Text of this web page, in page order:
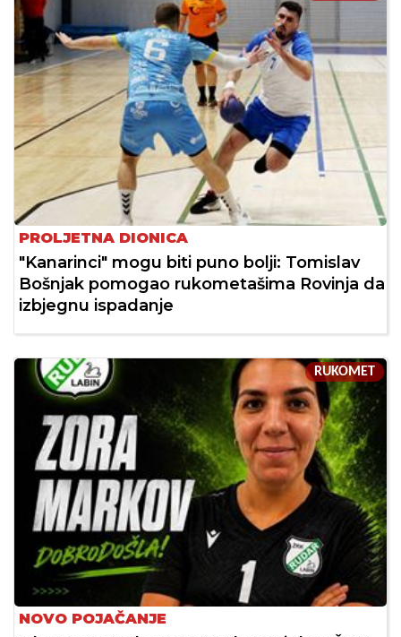
PROLJETNA DIONICA
"Kanarinci" mogu biti puno bolji: Tomislav
Bošnjak pomogao rukometašima Rovinja da
izbjegnu ispadanje
RUKOMET
NOVO POJAČANJE